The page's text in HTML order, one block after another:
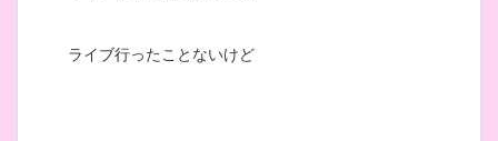
ライブ行ったことないけど